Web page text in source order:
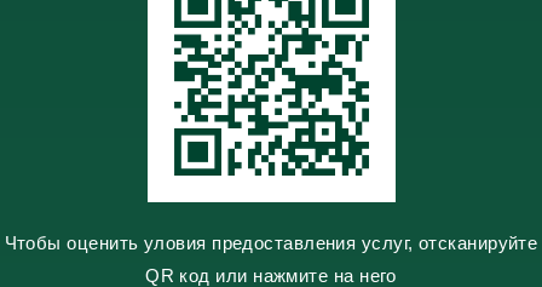
s
n
i
k
i
Чтобы оценить уловия предоставления услуг, отсканируйте
QR код или нажмите на него